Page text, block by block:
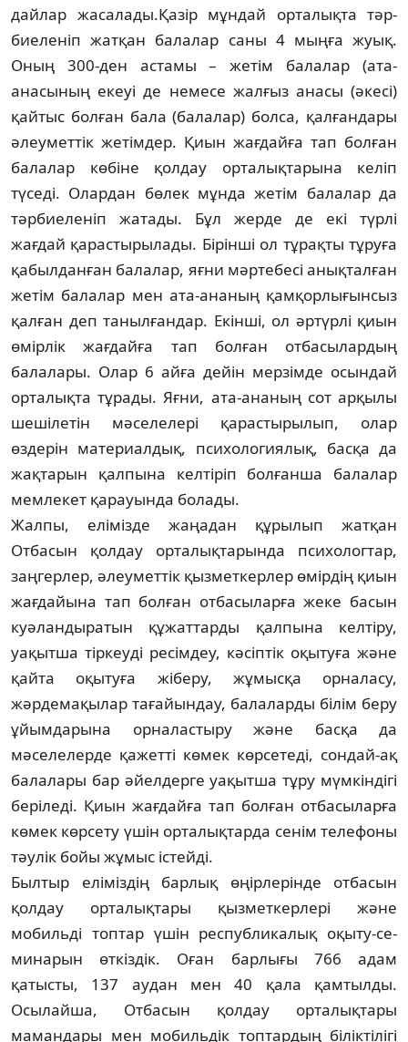
дай­лар жасалады.Қазір мұндай орталықта тәр­
бие­ле­ніп жатқан балалар саны 4 мыңға жуық.
Оның 300-ден астамы – жетім ба­лалар (ата-
анасының екеуі де не­ме­се жалғыз анасы (әкесі)
қайтыс бол­ған бала (балалар) болса, қал­ған­дары
әлеуметтік жетімдер. Қиын жағдайға тап болған
балалар көбіне қолдау орталықтарына келіп
түседі. Олардан бөлек мұнда жетім балалар да
тәрбиеленіп жатады. Бұл жерде де екі түрлі
жағдай қарастырылады. Бі­рінші ол тұрақты тұруға
қабыл­дан­ған балалар, яғни мәртебесі анық­талған
жетім балалар мен ата-ана­ның қамқорлығынсыз
қалған деп танылғандар. Екінші, ол әртүрлі қиын
өмірлік жағдайға тап болған отбасылардың
балалары. Олар 6 айға дейін мерзімде осындай
орта­лық­та тұрады. Яғни, ата-ананың сот арқылы
шешілетін мәселелері қа­рас­тырылып, олар
өздерін мате­риал­дық, психологиялық, басқа да
жақ­та­рын қалпына келтіріп болғанша ба­ла­лар
мемлекет қарауында бола­д­ы.
Жалпы, елімізде жаңадан құры­лып жатқан
Отбасын қолдау орта­лық­тарында психологтар,
заңгерлер, әлеу­меттік қызметкерлер өмірдің қиын
жағдайына тап болған отба­сы­ларға жеке басын
куәландыратын құжаттарды қалпына келтіру,
уақыт­ша тіркеуді ресімдеу, кәсіптік оқыту­ға және
қайта оқытуға жіберу, жұ­мыс­қа орналасу,
жәрдемақылар та­ғайындау, балаларды білім беру
ұйымдарына орналастыру және басқа да
мәселелерде қажетті көмек көрсетеді, сондай-ақ
балалары бар әйелдерге уақытша тұру мүмкіндігі
беріледі. Қиын жағдайға тап болған отбасыларға
көмек көрсету үшін орталықтарда сенім телефоны
тәу­лік бойы жұмыс істейді.
Былтыр еліміздің барлық өңір­ле­рінде отбасын
қолдау орта­лық­та­ры қызметкерлері және
мобильді топ­тар үшін республикалық оқыту-се­
минарын өткіздік. Оған барлығы 766 адам
қатысты, 137 аудан мен 40 қа­ла қамтылды.
Осылайша, Отбасын қол­дау орталықтары
мамандары мен мобильдік топтардың біліктілігі